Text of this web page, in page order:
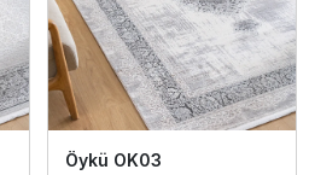
Öykü OK03